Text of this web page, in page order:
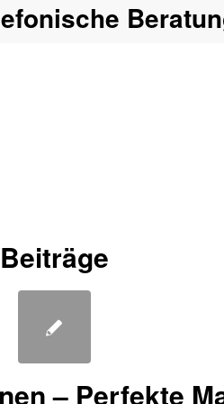
Beiträge
– Perfekte